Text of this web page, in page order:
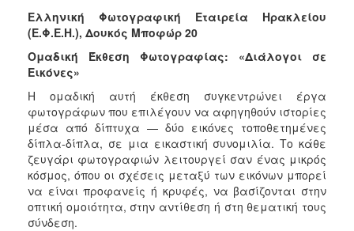
Ελληνική Φωτογραφική Εταιρεία Ηρακλείου
(Ε.Φ.Ε.Η.), Δουκός Μποφώρ 20
Ομαδική Έκθεση Φωτογραφίας: «Διάλογοι σε
Εικόνες»
Η ομαδική αυτή έκθεση συγκεντρώνει έργα
φωτογράφων που επιλέγουν να αφηγηθούν ιστορίες
μέσα από δίπτυχα — δύο εικόνες τοποθετημένες
δίπλα-δίπλα, σε μια εικαστική συνομιλία. Το κάθε
ζευγάρι φωτογραφιών λειτουργεί σαν ένας μικρός
κόσμος, όπου οι σχέσεις μεταξύ των εικόνων μπορεί
να είναι προφανείς ή κρυφές, να βασίζονται στην
οπτική ομοιότητα, στην αντίθεση ή στη θεματική τους
σύνδεση.